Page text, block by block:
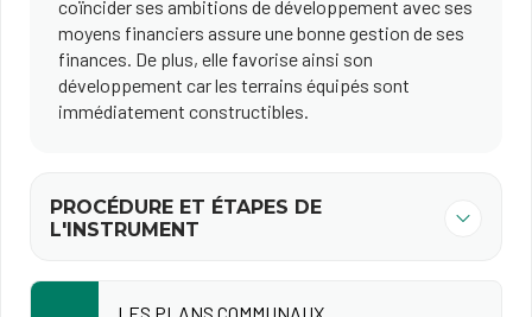
coïncider ses ambitions de développement avec ses
moyens financiers assure une bonne gestion de ses
finances. De plus, elle favorise ainsi son
développement car les terrains équipés sont
immédiatement constructibles.
PROCÉDURE ET ÉTAPES DE
L'INSTRUMENT